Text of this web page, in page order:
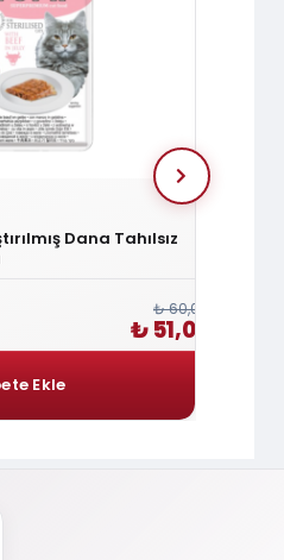
Dana Tahılsız
₺ 60,00
₺ 51,00